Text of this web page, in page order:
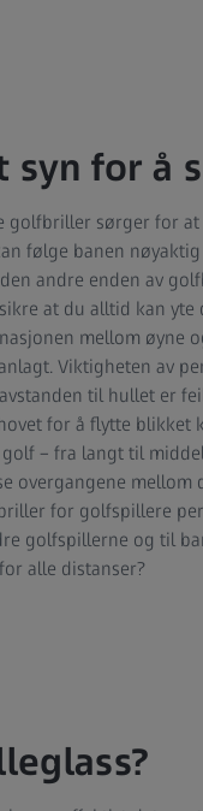
syn for å
golfbriller sørger for
følge banen
andre enden av
at du alltid kan yte
mellom øyne
Viktigheten av
til hullet er
for å flytte blikket
– fra langt til
overgangene mellom
for golfspillere
golfspillerne og til
alle distanser?